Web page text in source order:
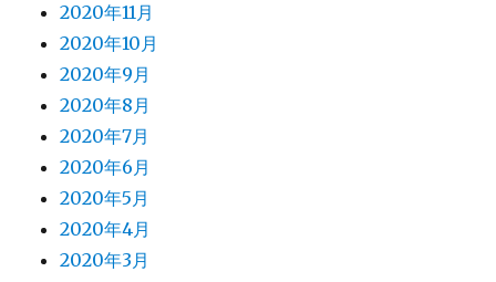
2020年11月
2020年10月
2020年9月
2020年8月
2020年7月
2020年6月
2020年5月
2020年4月
2020年3月